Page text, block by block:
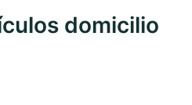
domicilio